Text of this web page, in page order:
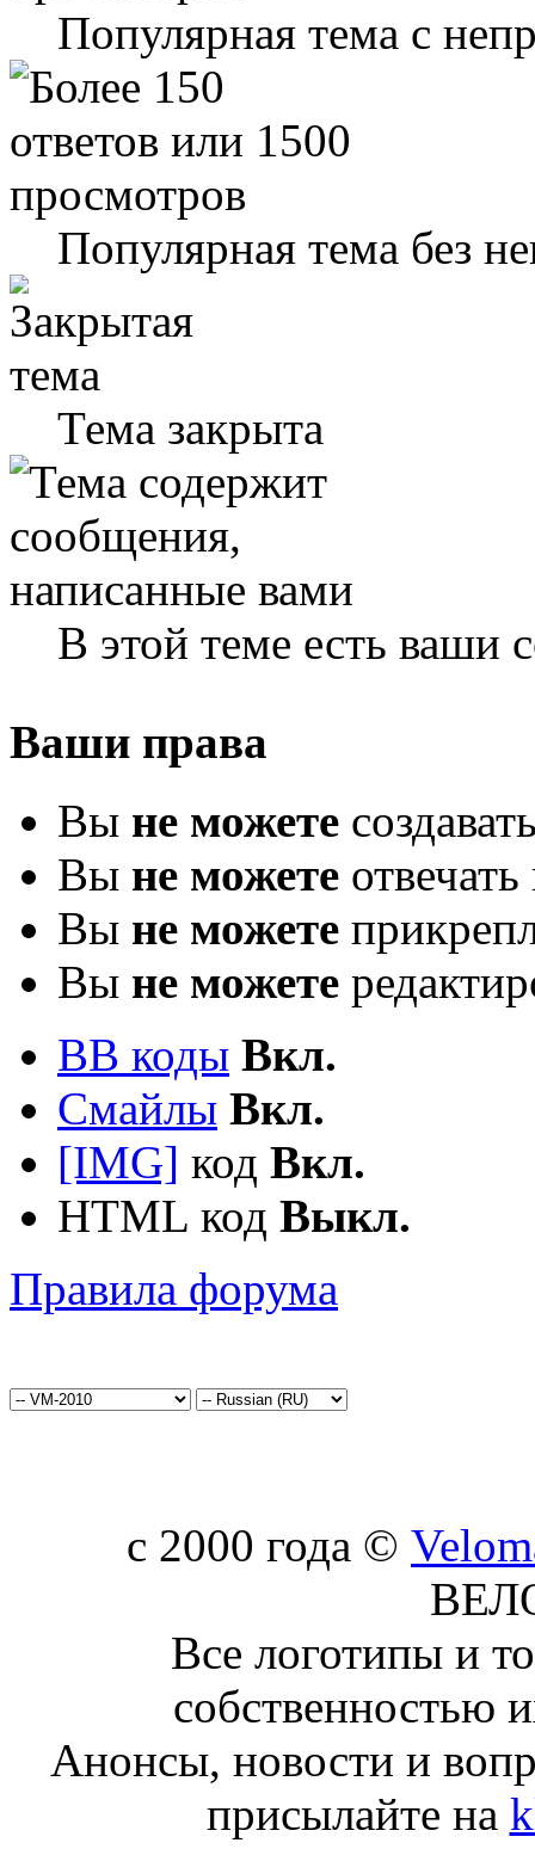
Популярная тема с
Популярная тема без
Тема закрыта
В этой теме есть ваши
Ваши права
Вы не можете
Вы не можете
Вы не можете
Вы не можете
BB коды Вкл.
Смайлы Вкл.
[IMG] код Вкл.
HTML код Выкл.
Правила форума
c 2000 года ©
Все логотипы и
собственностью
Анонсы, новости и
присылайте на